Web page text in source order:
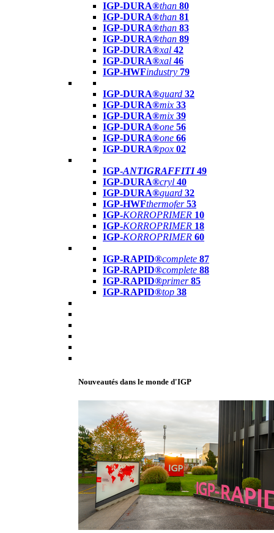
IGP-DURA®than 80
IGP-DURA®than 81
IGP-DURA®than 83
IGP-DURA®than 89
IGP-DURA®xal 42
IGP-DURA®xal 46
IGP-HWFindustry 79
IGP-DURA®guard 32
IGP-DURA®mix 33
IGP-DURA®mix 39
IGP-DURA®one 56
IGP-DURA®one 66
IGP-DURA®pox 02
IGP-ANTIGRAFFITI49
IGP-DURA®cryl 40
IGP-DURA®guard 32
IGP-HWFthermofer 53
IGP-KORROPRIMER 10
IGP-KORROPRIMER 18
IGP-KORROPRIMER 60
IGP-RAPID®complete 87
IGP-RAPID®complete 88
IGP-RAPID®primer 85
IGP-RAPID®top 38
Nouveautés dans le monde d'IGP